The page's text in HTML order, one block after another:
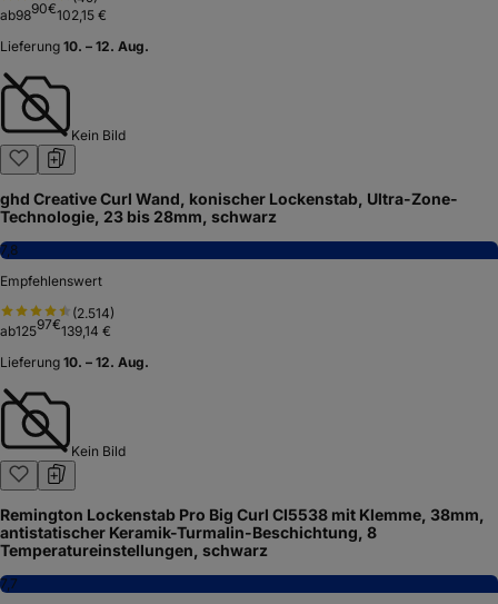
ab9890€102,15 €
Lieferung 10. – 12. Aug.
Kein Bild
ghd Creative Curl Wand, konischer Lockenstab, Ultra-Zone-
Technologie, 23 bis 28mm, schwarz
7,8
Empfehlenswert
(2.514)
ab12597€139,14 €
Lieferung 10. – 12. Aug.
Kein Bild
Remington Lockenstab Pro Big Curl CI5538 mit Klemme, 38mm,
antistatischer Keramik-Turmalin-Beschichtung, 8
Temperatureinstellungen, schwarz
7,7